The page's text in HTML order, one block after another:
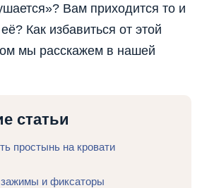
Вам приходится то и
Как избавиться от этой
мы расскажем в нашей
статьи
простынь на кровати
и фиксаторы